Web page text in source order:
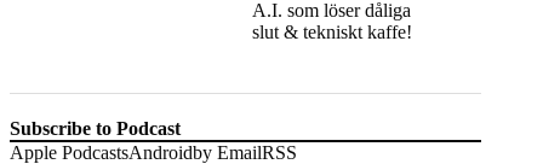
A.I. som löser dåliga
slut & tekniskt kaffe!
Subscribe to Podcast
Apple PodcastsAndroidby EmailRSS